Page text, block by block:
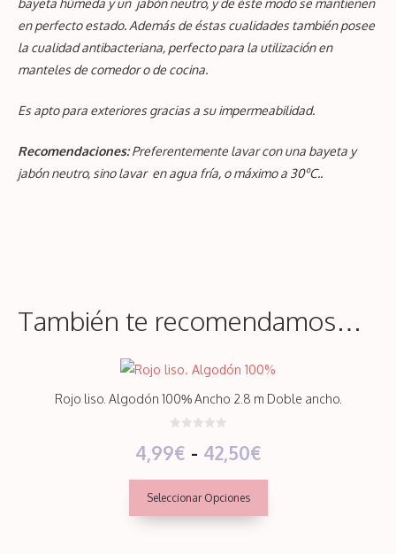
bayeta húmeda y un jabón neutro, y de éste modo se mantienen
en perfecto estado. Además de éstas cualidades también posee
la cualidad antibacteriana, perfecto para la utilización en
manteles de comedor o de cocina.
Es apto para exteriores gracias a su impermeabilidad.
Recomendaciones:Preferentemente lavar con una bayeta y
jabón neutro, sino lavar en agua fría, o máximo a 30ºC..
También te recomendamos…
Rojo liso. Algodón 100% Ancho 2.8 m Doble ancho.
d
e
4,99€ - 42,50€Rango
de
precios:
Seleccionar Opciones
producto